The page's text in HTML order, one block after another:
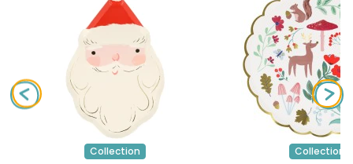
Collection Collection